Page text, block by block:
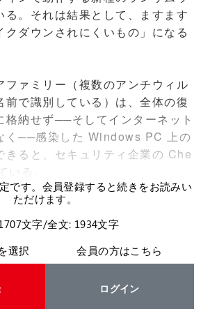
る。それは結果として、ますます
クダウンされにくいもの」になる
ファミリー（複数のアンチウィル
前で識別している）は、全体の復
格納せず──そしてインターネット
く──感染した Windows PC 上の
きると、セキュリティ企業の Che
る。
です。会員登録すると続きをお読みい
ただけます。
文字/全文: 1934文字
選択
会員の方はこちら
ログイン